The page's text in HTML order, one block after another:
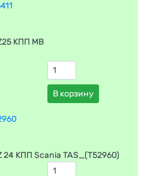
КПП MB
В корзину
КПП Scania TAS_(T52960)